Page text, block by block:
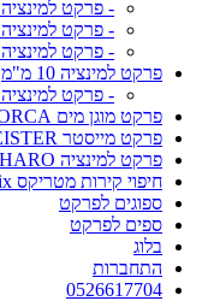
- פרקט למינציה 8 מ"מ art floor
- פרקט למינציה 8 מ"מ קסטלו
- פרקט למינציה 8 מ"מ MGM
פרקט למינציה 10 מ"מ
- פרקט למינציה 10 מ"מ אלטיטיוד פלוס
פרקט מוגן מים Organic ORCA
פרקט מייסטר MEISTER
פרקט למינציה HARO
חיפוי קירות מטריקס Matrix
ספוגים לפרקט
ספים לפרקט
בלוג
התחברות
0526617704